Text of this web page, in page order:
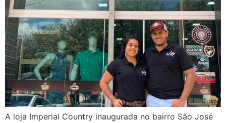
A loja Imperial Country inaugurada no bairro São José